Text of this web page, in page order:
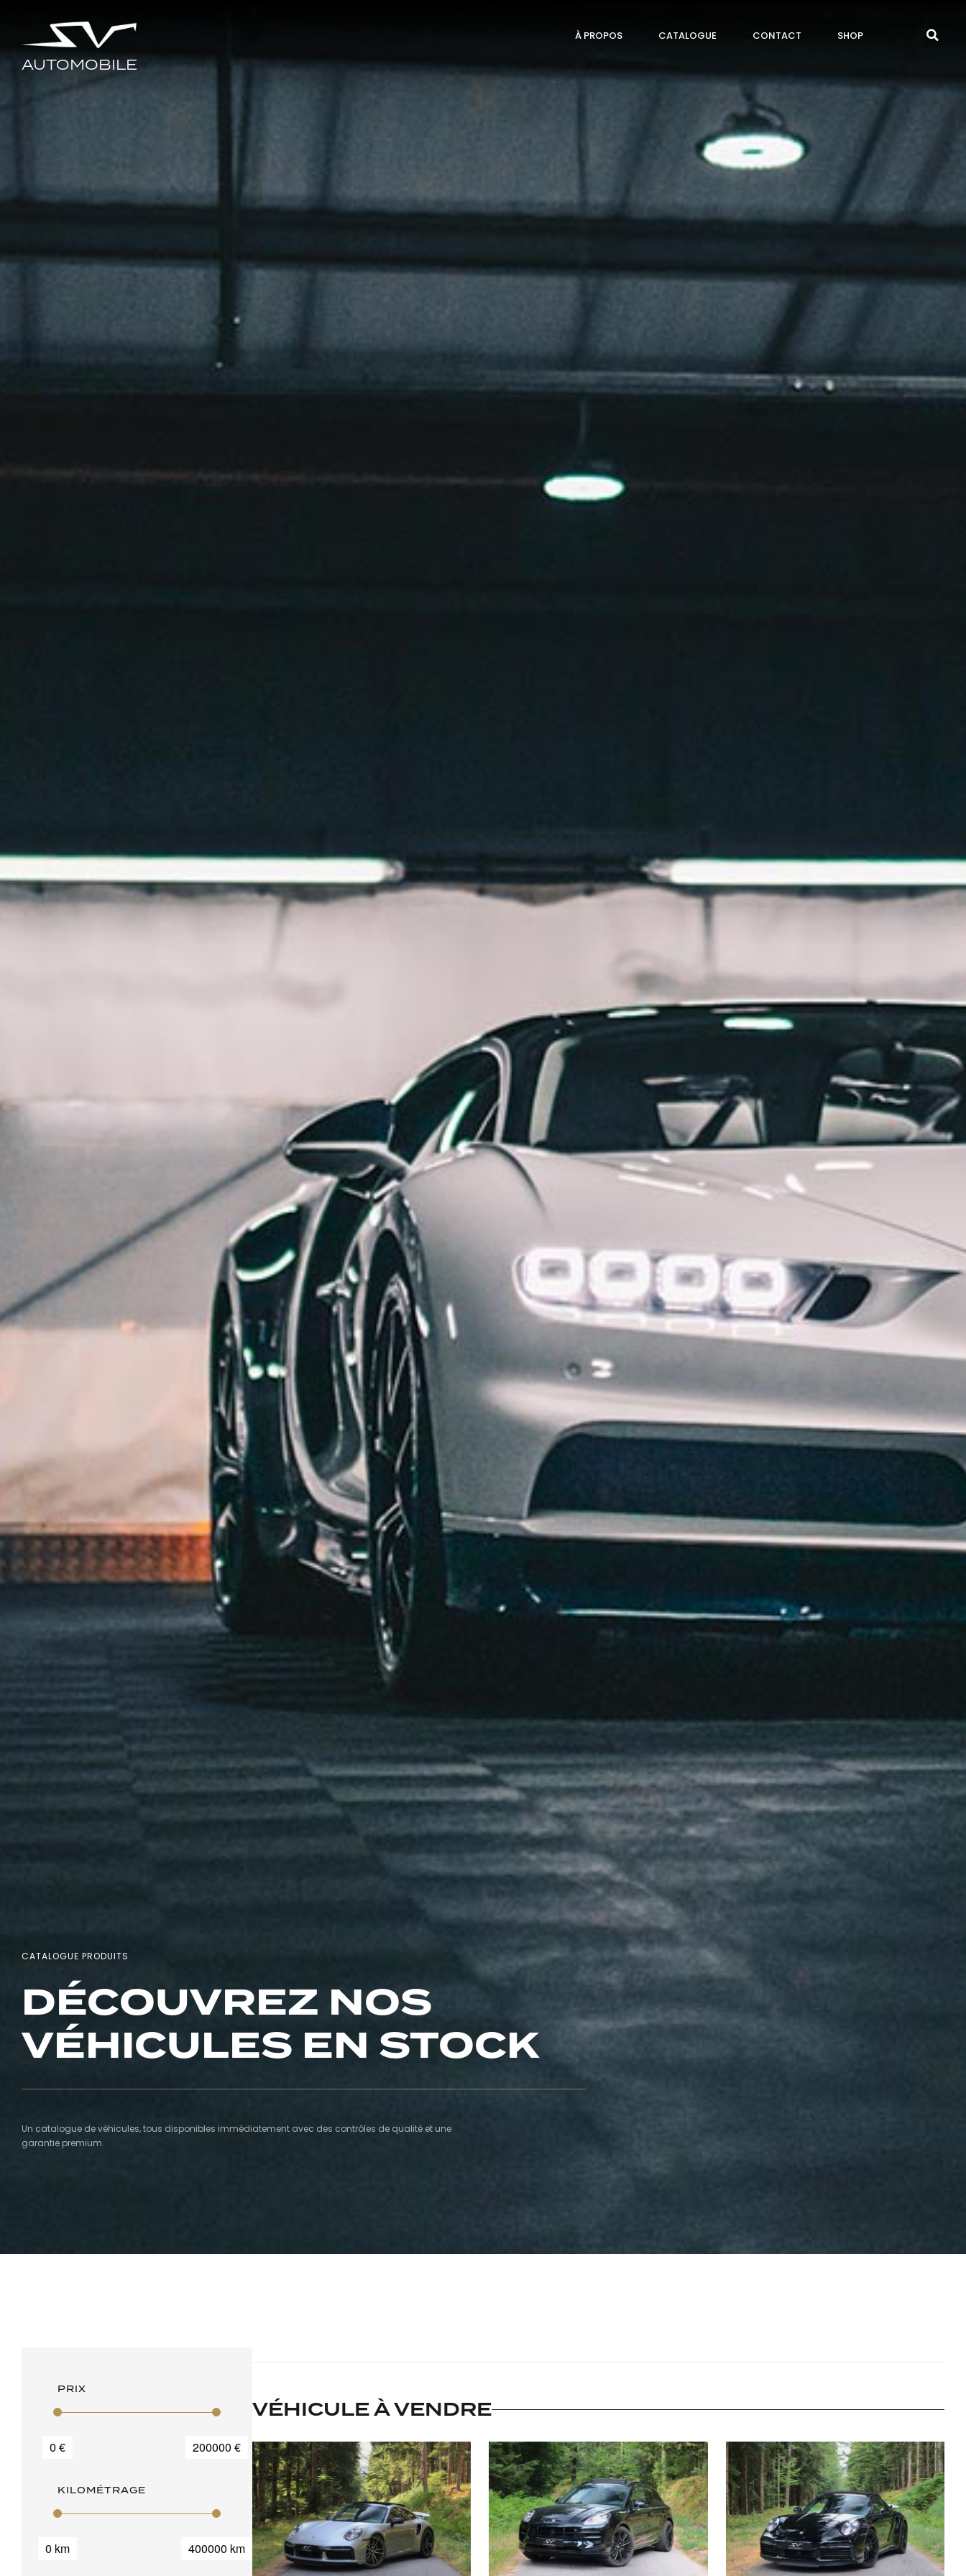
AUTOMOBILE
À PROPOS CATALOGUE CONTACT SHOP
CATALOGUE PRODUITS
DÉCOUVREZ NOS
VÉHICULES EN STOCK
Un catalogue de véhicules, tous disponibles immédiatement avec des contrôles de qualité et une
garantie premium.
PRIX
0 € 200000 €
KILOMÉTRAGE
0 km 400000 km
VÉHICULE À VENDRE